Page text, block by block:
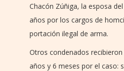
Chacón Zúñiga, la esposa
años por los cargos de
portación ilegal de arma.
Otros condenados
años y 6 meses por el caso: